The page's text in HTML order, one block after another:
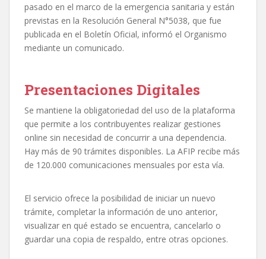
pasado en el marco de la emergencia sanitaria y están
previstas en la Resolución General N°5038, que fue
publicada en el Boletín Oficial, informó el Organismo
mediante un comunicado.
Presentaciones Digitales
Se mantiene la obligatoriedad del uso de la plataforma
que permite a los contribuyentes realizar gestiones
online sin necesidad de concurrir a una dependencia.
Hay más de 90 trámites disponibles. La AFIP recibe más
de 120.000 comunicaciones mensuales por esta vía.
El servicio ofrece la posibilidad de iniciar un nuevo
trámite, completar la información de uno anterior,
visualizar en qué estado se encuentra, cancelarlo o
guardar una copia de respaldo, entre otras opciones.